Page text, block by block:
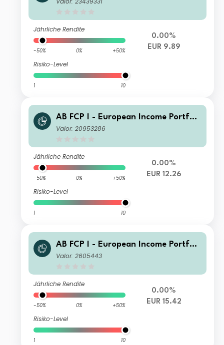
Jährliche Rendite
-50% 0% +50%
Risiko-Level
1 10
0.00%
EUR 9.89
AB FCP I - European Income Portfoli
o CK EUR Inc
Valor: 20953286
Jährliche Rendite
-50% 0% +50%
Risiko-Level
1 10
0.00%
EUR 12.26
AB FCP I - European Income Portfoli
o I2 Acc
Valor: 2605443
Jährliche Rendite
-50% 0% +50%
Risiko-Level
1 10
0.00%
EUR 15.42